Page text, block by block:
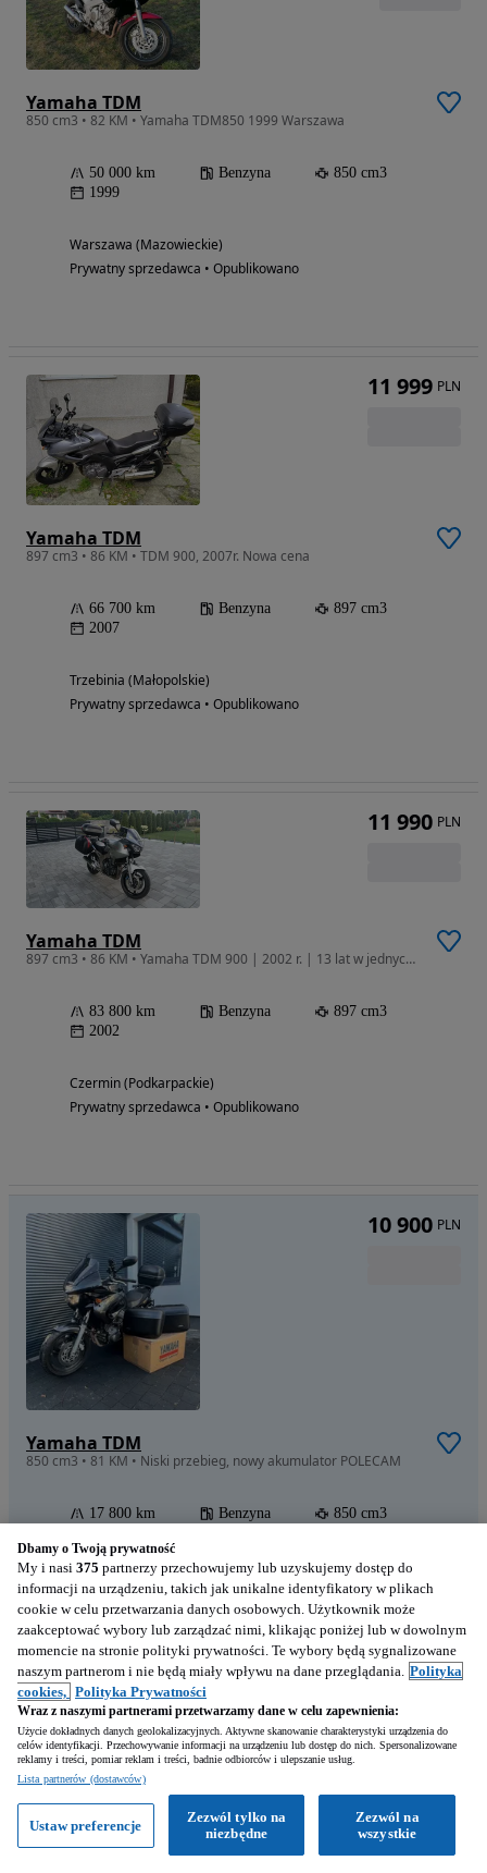
Yamaha TDM
850 cm3 • 82 KM • Yamaha TDM850 1999 Warszawa
50 000 km Benzyna
850 cm3
1999
Warszawa (Mazowieckie)
Prywatny sprzedawca • Opublikowano
Yamaha TDM
897 cm3 • 86 KM • TDM 900, 2007r. Nowa cena
66 700 km Benzyna
897 cm3
2007
Trzebinia (Małopolskie)
Prywatny sprzedawca • Opublikowano
11 999 PLN
Yamaha TDM
897 cm3 • 86 KM • Yamaha TDM 900 | 2002 r. | 13 lat w jednych rękach! Komplet kufrów Giv
83 800 km Benzyna
897 cm3
2002
Czermin (Podkarpackie)
Prywatny sprzedawca • Opublikowano
11 990 PLN
Yamaha TDM
850 cm3 • 81 KM • Niski przebieg, nowy akumulator POLECAM
17 800 km Benzyna
850 cm3
Lublin (Lubelskie)
Prywatny sprzedawca • Podbite
10 900 PLN
9 300 PLN
Dbamy o Twoją prywatność
My i nasi 375 partnerzy przechowujemy lub uzyskujemy dostęp do
informacji na urządzeniu, takich jak unikalne identyfikatory w plikach
cookie w celu przetwarzania danych osobowych. Użytkownik może
zaakceptować wybory lub zarządzać nimi, klikając poniżej lub w dowolnym
momencie na stronie polityki prywatności. Te wybory będą sygnalizowane
naszym partnerom i nie będą miały wpływu na dane przeglądania. Polityka
cookies, Polityka Prywatności
Wraz z naszymi partnerami przetwarzamy dane w celu zapewnienia:
Użycie dokładnych danych geolokalizacyjnych. Aktywne skanowanie charakterystyki urządzenia do
celów identyfikacji. Przechowywanie informacji na urządzeniu lub dostęp do nich. Spersonalizowane
reklamy i treści, pomiar reklam i treści, badnie odbiorców i ulepszanie usług.
Lista partnerów (dostawców)
Zezwól na
wszystkie
Zezwól tylko na
niezbędne
Ustaw preferencje